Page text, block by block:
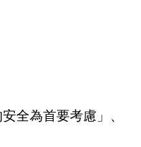
全為首要考慮」、